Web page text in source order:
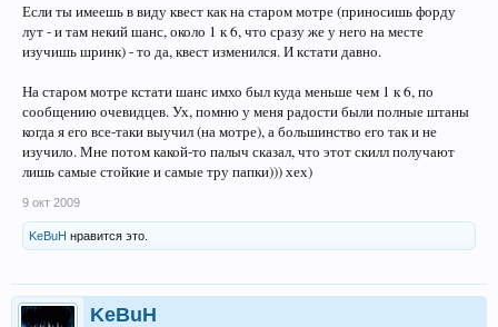
Если ты имеешь в виду квест как на старом мотре (приносишь форду
лут - и там некий шанс, около 1 к 6, что сразу же у него на месте
изучишь шринк) - то да, квест изменился. И кстати давно.
На старом мотре кстати шанс имхо был куда меньше чем 1 к 6, по
сообщению очевидцев. Ух, помню у меня радости были полные штаны
когда я его все-таки выучил (на мотре), а большинство его так и не
изучило. Мне потом какой-то палыч сказал, что этот скилл получают
лишь самые стойкие и самые тру папки))) хех)
9 окт 2009
KeBuH нравится это.
KeBuH